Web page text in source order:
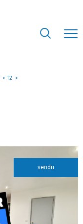
T2
vendu